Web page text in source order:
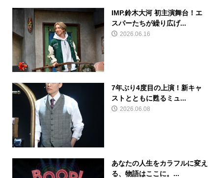
IMP.鈴木大河 初主演舞台！エ
スパーたちが繰り広げ...
2026.06.16
7年ぶり4度目の上演！新キャ
ストとともに甦るミュ...
2026.06.08
あなたの人生をカラフルに変え
る、物語はここに。...